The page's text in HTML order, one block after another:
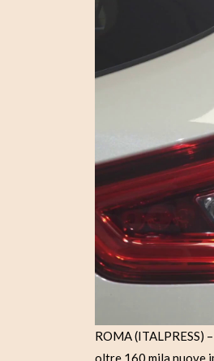
ROMA (ITALPRESS)
oltre 160 mila nuove